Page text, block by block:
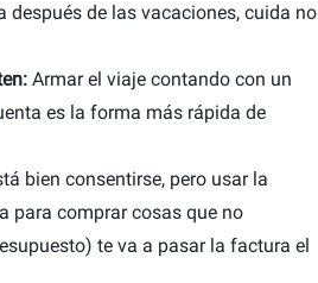
después de las vacaciones, cuida no
Armar el viaje contando con un
es la forma más rápida de
bien consentirse, pero usar la
para comprar cosas que no
te va a pasar la factura el